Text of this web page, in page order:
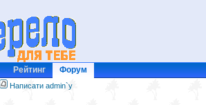
Рейтинг Форум
Написати admin`у